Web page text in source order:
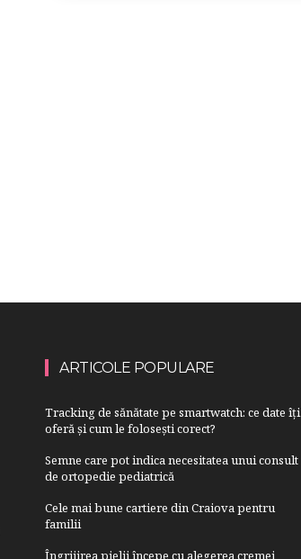
ARTICOLE POPULARE
Tracking de sănătate pe smartwatch: ce date îți
oferă și cum le folosești corect?
Semne care pot indica necesitatea unui consult
de ortopedie pediatrică
Cele mai bune cartiere din Craiova pentru
familii
Îngrijirea pielii începe cu alegerea cremei